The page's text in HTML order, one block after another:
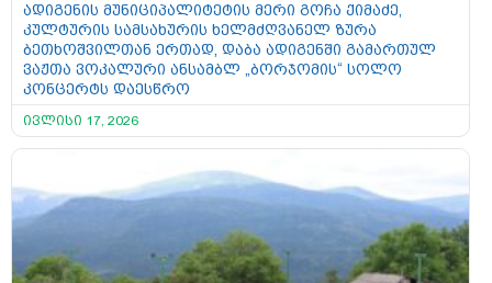
ადიგენის მუნიციპალიტეტის მერი გოჩა ქიმაძე,
კულტურის სამსახურის ხელმძღვანელ ზურა
ბეთხოშვილთან ერთად, დაბა ადიგენში გამართულ
ვაჟთა ვოკალური ანსამბლ „ბორჯომის“ სოლო
კონცერტს დაესწრო
ივლისი 17, 2026